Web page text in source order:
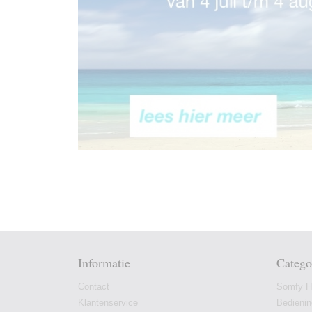
Informatie
Contact
Klantenservice
Somfy